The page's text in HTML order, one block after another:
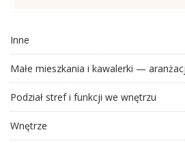
Inne
Małe mieszkania i kawalerki —
Podział stref i funkcji we wnętrzu
Wnętrze